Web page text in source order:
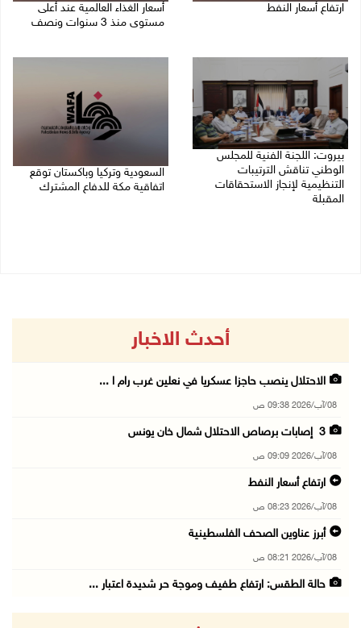
ارتفاع أسعار النفط
أسعار الغذاء العالمية عند أعلى
مستوى منذ 3 سنوات ونصف
بيروت: اللجنة الفنية للمجلس
الوطني تناقش الترتيبات
التنظيمية لإنجاز الاستحقاقات
المقبلة
السعودية وتركيا وباكستان توقع
اتفاقية مكة للدفاع المشترك
أحدث الاخبار
الاحتلال ينصب حاجزا عسكريا في نعلين غرب رام ا ...
08/آب/2026 09:38 ص
3 إصابات برصاص الاحتلال شمال خان يونس
08/آب/2026 09:09 ص
ارتفاع أسعار النفط
08/آب/2026 08:23 ص
أبرز عناوين الصحف الفلسطينية
08/آب/2026 08:21 ص
حالة الطقس: ارتفاع طفيف وموجة حر شديدة اعتبار ...